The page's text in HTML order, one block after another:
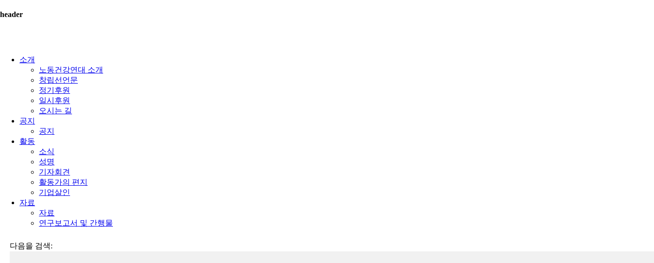
header
소개
노동건강연대 소개
창립선언문
정기후원
일시후원
오시는 길
공지
공지
활동
소식
성명
기자회견
활동가의 편지
기업살인
자료
자료
연구보고서 및 간행물
다음을 검색: